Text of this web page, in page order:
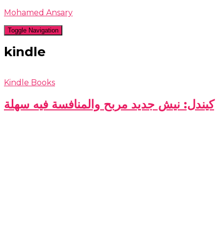
Mohamed Ansary
Toggle Navigation
kindle
Kindle Books
كيندل: نيش جديد مربح والمنافسة فيه سهلة